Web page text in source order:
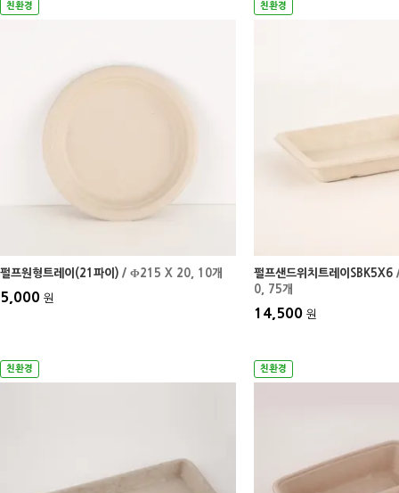
친환경
펄프원형트레이(21파이) / Φ215 X 20 , 10개
5,000 원
친환경
펄프샌드위치트레이SBK5X6
0 , 75개
14,500 원
친환경 친환경